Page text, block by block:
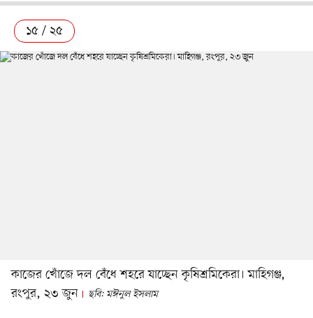
১৫ / ২৫
কাজের খোঁজে দল বেঁধে শহরে যাচ্ছেন কৃষিশ্রমিকেরা। মাহিগঞ্জ,
রংপুর, ২৩ জুন
ছবি: মঈনুল ইসলাম